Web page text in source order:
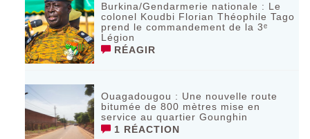
Burkina/Gendarmerie nationale : Le
colonel Koudbi Florian Théophile Tago
prend le commandement de la 3ᵉ
Légion
RÉAGIR
Ouagadougou : Une nouvelle route
bitumée de 800 mètres mise en
service au quartier Gounghin
1 RÉACTION